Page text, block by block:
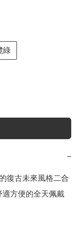
綠
−
復古未來風格二合
方便的全天佩戴